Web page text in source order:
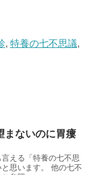
, 特養の七不思議,
まないのに胃瘻
える「特養の七不思
思います。 他の七不